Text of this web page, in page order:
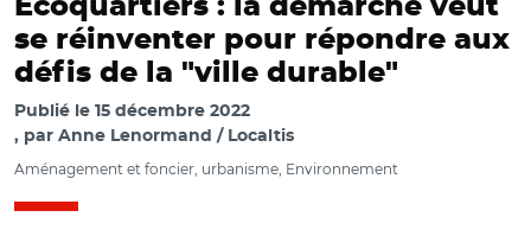
Ecoquartiers : la démarche veut
se réinventer pour répondre aux
défis de la "ville durable"
Publié le 15 décembre 2022
par Anne Lenormand / Localtis
Aménagement et foncier, urbanisme, Environnement